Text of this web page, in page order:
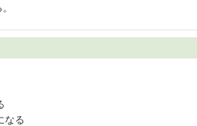
る